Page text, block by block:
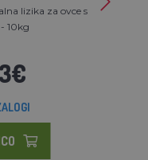
lizika za ovce s
10kg